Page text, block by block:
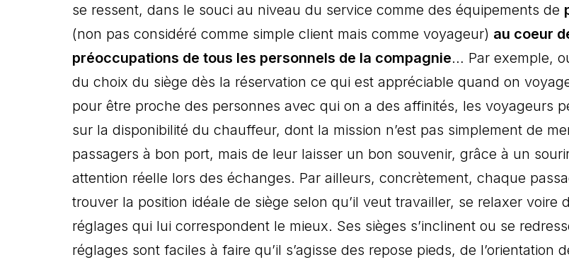
se ressent, dans le souci au niveau du service comme des équipements de
(non pas considéré comme simple client mais comme voyageur) au coeur
préoccupations de tous les personnels de la compagnie… Par exemple,
du choix du siège dès la réservation ce qui est appréciable quand on
pour être proche des personnes avec qui on a des affinités, les voyageurs
sur la disponibilité du chauffeur, dont la mission n’est pas simplement de
passagers à bon port, mais de leur laisser un bon souvenir, grâce à un
attention réelle lors des échanges. Par ailleurs, concrètement, chaque
trouver la position idéale de siège selon qu’il veut travailler, se relaxer voire
réglages qui lui correspondent le mieux. Ses sièges s’inclinent ou se
réglages sont faciles à faire qu’il s’agisse des repose pieds, de l’orientation